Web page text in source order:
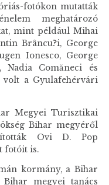
fotókon mutatták
meghatározó
mint például Mihai
Brâncu?i, George
Ionesco, George
Nadia Comăneci és
volt a Gyulafehérvári
Megyei Turisztikai
Bihar megyéről
Ovi D. Pop
fotóit is.
kormány, a Bihar
megyei tanács